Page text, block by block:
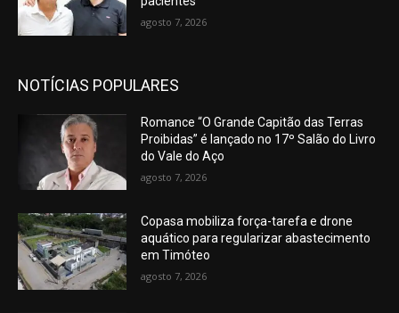
agosto 7, 2026
NOTÍCIAS POPULARES
Romance “O Grande Capitão das Terras
Proibidas” é lançado no 17º Salão do Livro
do Vale do Aço
agosto 7, 2026
Copasa mobiliza força-tarefa e drone
aquático para regularizar abastecimento
em Timóteo
agosto 7, 2026